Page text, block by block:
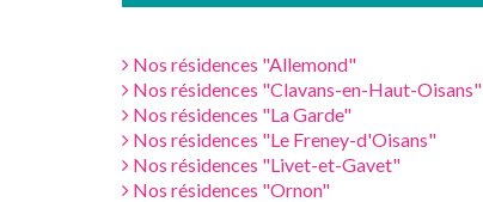
Nos résidences "Allemond"
Nos résidences "Clavans-en-Haut-Oisans"
Nos résidences "La Garde"
Nos résidences "Le Freney-d'Oisans"
Nos résidences "Livet-et-Gavet"
Nos résidences "Ornon"